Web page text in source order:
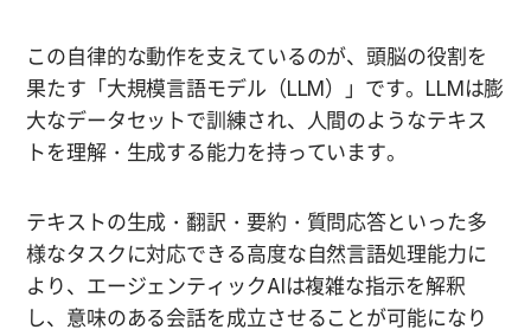
この自律的な動作を支えているのが、頭脳の役割を
果たす「大規模言語モデル（LLM）」です。LLMは膨
大なデータセットで訓練され、人間のようなテキス
トを理解・生成する能力を持っています。
テキストの生成・翻訳・要約・質問応答といった多
様なタスクに対応できる高度な自然言語処理能力に
より、エージェンティックAIは複雑な指示を解釈
し、意味のある会話を成立させることが可能になり